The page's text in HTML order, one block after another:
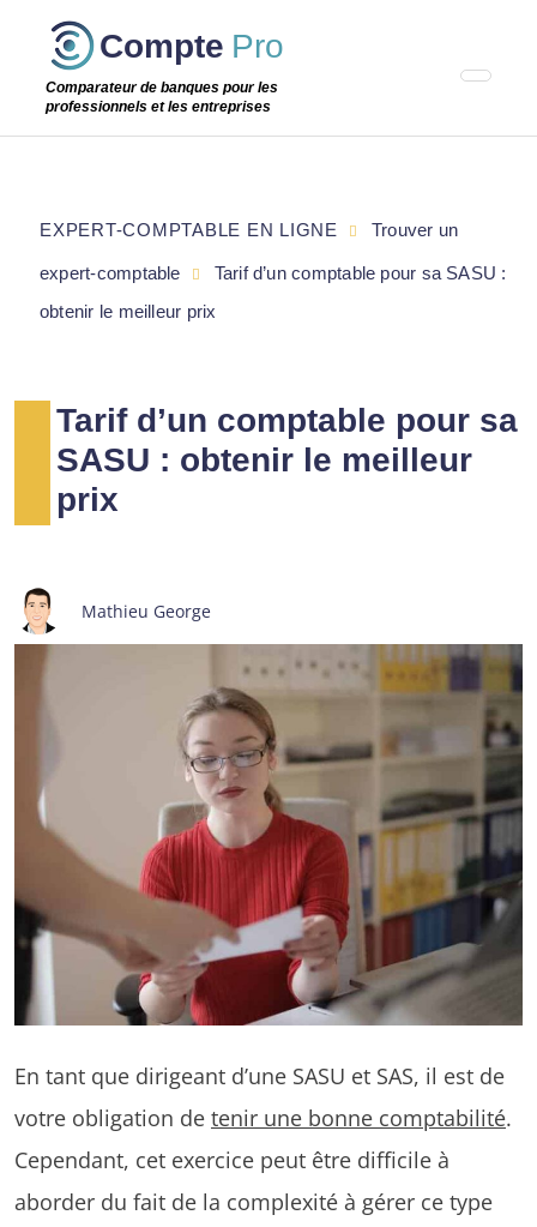
Passer
étape
Compte Pro
Comparateur de banques pour les
professionnels et les entreprises
Tarif d’un comptable pour sa
SASU : obtenir le meilleur
prix
Mathieu George
En tant que dirigeant d’une SASU et SAS, il est de
votre obligation de tenir une bonne comptabilité.
Cependant, cet exercice peut être difficile à
aborder du fait de la complexité à gérer ce type
EXPERT-COMPTABLE EN LIGNE Trouver un
expert-comptable
Tarif d’un comptable pour sa SASU :
obtenir le meilleur prix